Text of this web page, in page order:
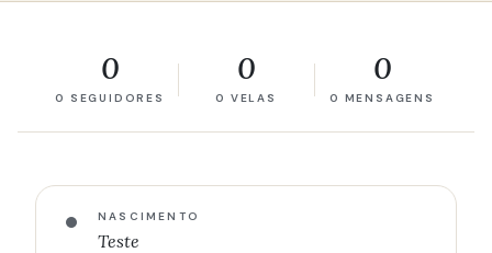
0
0 SEGUIDORES
0
0 VELAS
0
0 MENSAGENS
NASCIMENTO
Teste